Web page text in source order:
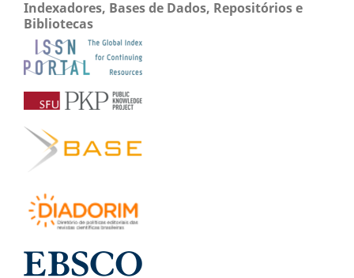
Indexadores, Bases de Dados, Repositórios e
Bibliotecas